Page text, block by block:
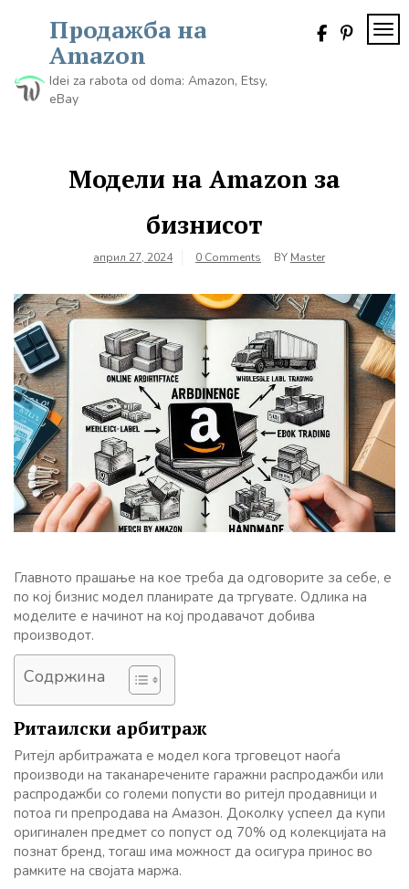
Продажба на
Amazon
Idei za rabota od doma: Amazon, Etsy,
eBay
Модели на Amazon за
бизнисот
април 27, 2024 0 Comments BY Master
Главното прашање на кое треба да одговорите за себе, е
по кој бизнис модел планирате да тргувате. Одлика на
моделите е начинот на кој продавачот добива
производот.
Содржина
Ритаилски арбитраж
Ритејл арбитражата е модел кога трговецот наоѓа
производи на таканаречените гаражни распродажби или
распродажби со големи попусти во ритејл продавници и
потоа ги препродава на Амазон. Доколку успеел да купи
оригинален предмет со попуст од 70% од колекцијата на
познат бренд, тогаш има можност да осигура принос во
рамките на својата маржа.